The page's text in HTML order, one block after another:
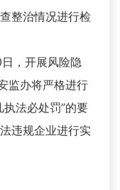
整治情况进行检
，开展风险隐
监办将严格进行
法必处罚”的要
违规企业进行实